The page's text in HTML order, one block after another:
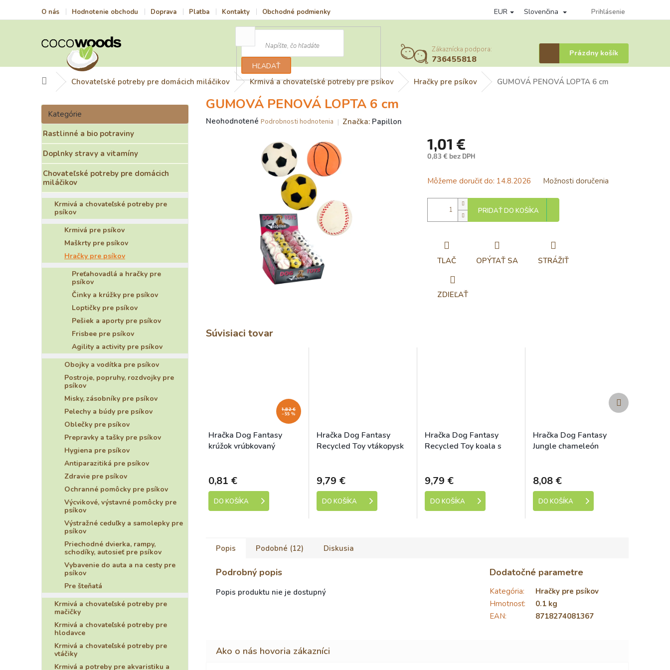
O nás Hodnotenie obchodu Doprava Platba Kontakty Obchodné podmienky Podmienky ochrany osobných údajov Vernostný program
EUR Slovenčina Prihlásenie
HĽADAŤ
Zákaznícka podpora:
736455818
Nákupný
košík
Prázdny košík
DomovChovateľské potreby pre domácich miláčikov Krmivá a chovateľské potreby pre psíkov Hračky pre psíkov GUMOVÁ PENOVÁ LOPTA 6 cm
B
č
n
ý
p
a
n
e
l
Preskočiť
kategórie
Kategórie
Rastlinné a bio potraviny
Doplnky stravy a vitamíny
Chovateľské potreby pre domácich
miláčikov
Krmivá a chovateľské potreby pre
psíkov
Krmivá pre psíkov
Maškrty pre psíkov
Hračky pre psíkov
Preťahovadlá a hračky pre
psíkov
Činky a krúžky pre psíkov
Loptičky pre psíkov
Pešiek a aporty pre psíkov
Frisbee pre psíkov
Agility a activity pre psíkov
Obojky a vodítka pre psíkov
Postroje, popruhy, rozdvojky pre
psíkov
Misky, zásobníky pre psíkov
Pelechy a búdy pre psíkov
Oblečky pre psíkov
Prepravky a tašky pre psíkov
Hygiena pre psíkov
Antiparazitiká pre psíkov
Zdravie pre psíkov
Ochranné pomôcky pre psíkov
Výcvikové, výstavné pomôcky pre
psíkov
Výstražné ceduľky a samolepky pre
psíkov
Priechodné dvierka, rampy,
schodíky, autosieť pre psíkov
Vybavenie do auta a na cesty pre
psíkov
Pre šteňatá
Krmivá a chovateľské potreby pre
mačičky
Krmivá a chovateľské potreby pre
hlodavce
Krmivá a chovateľské potreby pre
vtáčiky
Krmivá a potreby pre akvaristiku a
GUMOVÁ PENOVÁ LOPTA 6 cm
Priemerné
Neohodnotené Podrobnosti hodnotenia Značka: Papillon
1,01 €
0,83 € bez DPH
cena:
Môžeme doručiť do: 14.8.2026 Možnosti doručenia
PRIDAŤ DO KOŠÍKA
TLAČ OPÝTAŤ SA STRÁŽIŤ
ZDIEĽAŤ
Súvisiaci tovar
1,82 €
–55 %
Hračka Dog Fantasy
krúžok vrúbkovaný
0,81 €
DO KOŠÍKA
Hračka Dog Fantasy
Recycled Toy vtákopysk
55cm
9,79 €
DO KOŠÍKA
Hračka Dog Fantasy
Recycled Toy koala s
50cm
9,79 €
DO KOŠÍKA
Hračka Dog Fantasy
Jungle chameleón
8,08 €
DO KOŠÍKA
Ďalší
produkt
Popis Podobné (12) Diskusia
Podrobný popis
Popis produktu nie je dostupný
Dodatočné parametre
Kategória:
Hračky pre psíkov
Hmotnosť:
0.1 kg
EAN: 8718274081367